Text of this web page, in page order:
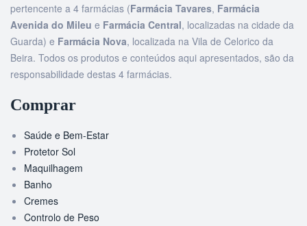
pertencente a 4 farmácias (Farmácia Tavares, Farmácia
Avenida do Mileu e Farmácia Central, localizadas na cidade da
Guarda) e Farmácia Nova, localizada na Vila de Celorico da
Beira. Todos os produtos e conteúdos aqui apresentados, são da
responsabilidade destas 4 farmácias.
Comprar
Saúde e Bem-Estar
Protetor Sol
Maquilhagem
Banho
Cremes
Controlo de Peso